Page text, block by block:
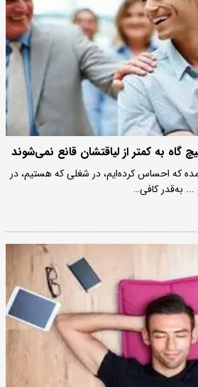
که احساس کرده‌ایم، در شغلی که هستیم، در
... به‌قدر کافی…